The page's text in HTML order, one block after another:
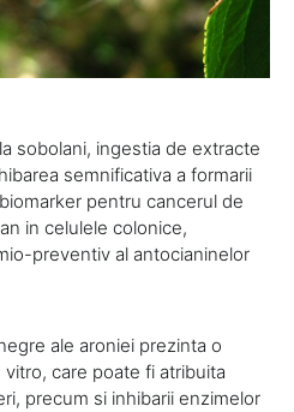
sobolani, ingestia de extracte
semnificativa a formarii
pentru cancerul de
in celulele colonice,
preventiv al antocianinelor
ale aroniei prezinta o
care poate fi atribuita
precum si inhibarii enzimelor